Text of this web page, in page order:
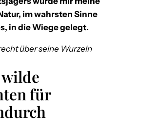
im wahrsten Sinne
in die Wiege gelegt.
über seine Wurzeln
für